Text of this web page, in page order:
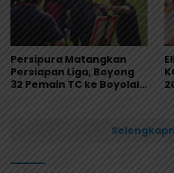
Persipura Matangkan
Persiapan Liga, Boyong
32 Pemain TC ke Boyolali